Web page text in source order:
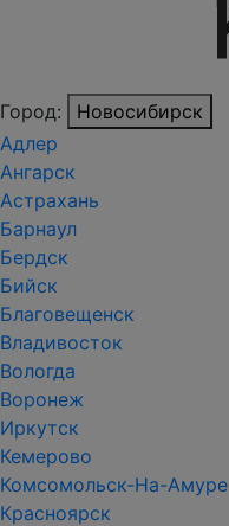
Город:
Новосибирск
Адлер
Ангарск
Астрахань
Барнаул
Бердск
Бийск
Благовещенск
Владивосток
Вологда
Воронеж
Иркутск
Кемерово
Комсомольск-На-Амуре
Красноярск